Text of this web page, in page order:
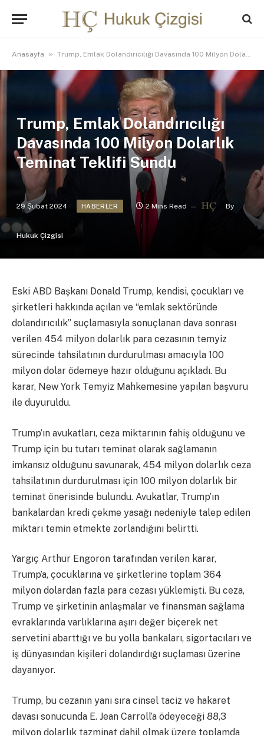
Anasayfa » Trump, Emlak Dolandırıcılığı Davasında 100 Milyon Dolarlık Teminat Teklifi Sundu
Trump, Emlak Dolandırıcılığı
Davasında 100 Milyon Dolarlık
Teminat Teklifi Sundu
29 Şubat 2024 HABERLER 2 Mins Read By
Hukuk Çizgisi
Eski ABD Başkanı Donald Trump, kendisi, çocukları ve
şirketleri hakkında açılan ve “emlak sektöründe
dolandırıcılık” suçlamasıyla sonuçlanan dava sonrası
verilen 454 milyon dolarlık para cezasının temyiz
sürecinde tahsilatının durdurulması amacıyla 100
milyon dolar ödemeye hazır olduğunu açıkladı. Bu
karar, New York Temyiz Mahkemesine yapılan başvuru
ile duyuruldu.
Trump’ın avukatları, ceza miktarının fahiş olduğunu ve
Trump için bu tutarı teminat olarak sağlamanın
imkansız olduğunu savunarak, 454 milyon dolarlık ceza
tahsilatının durdurulması için 100 milyon dolarlık bir
teminat önerisinde bulundu. Avukatlar, Trump’ın
bankalardan kredi çekme yasağı nedeniyle talep edilen
miktarı temin etmekte zorlandığını belirtti.
Yargıç Arthur Engoron tarafından verilen karar,
Trump’a, çocuklarına ve şirketlerine toplam 364
milyon dolardan fazla para cezası yüklemişti. Bu ceza,
Trump ve şirketinin anlaşmalar ve finansman sağlama
evraklarında varlıklarına aşırı değer biçerek net
servetini abarttığı ve bu yolla bankaları, sigortacıları ve
iş dünyasından kişileri dolandırdığı suçlaması üzerine
dayanıyor.
Trump, bu cezanın yanı sıra cinsel taciz ve hakaret
davası sonucunda E. Jean Carroll’a ödeyeceği 88,3
milyon dolarlık tazminat dahil olmak üzere toplamda